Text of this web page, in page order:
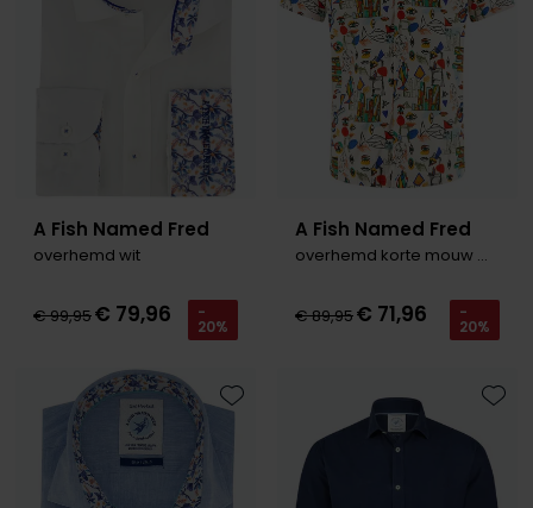
A Fish Named Fred
overhemd wit
€ 99,95€ 79,96 -
20%
A Fish Named Fred
overhemd korte mouw multicolor
€ 89,95€ 71,96 -
20%
Toevoegen aan favorieten